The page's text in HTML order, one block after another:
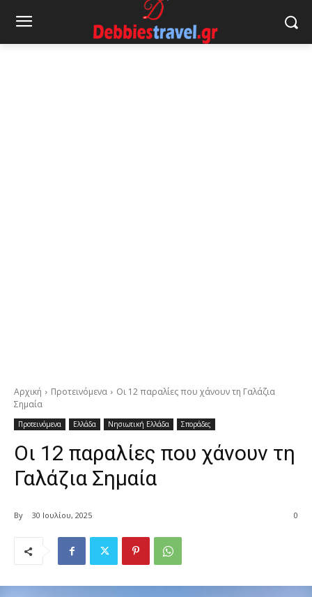
Αρχική Προτεινόμενα
Οι 12 παραλίες που χάνουν τη Γαλάζια
Σημαία
Προτεινόμενα Ελλάδα Νησιωτική Ελλάδα Σποράδες
Οι 12 παραλίες που χάνουν τη
Γαλάζια Σημαία
By 30 Ιουλίου, 2025 0